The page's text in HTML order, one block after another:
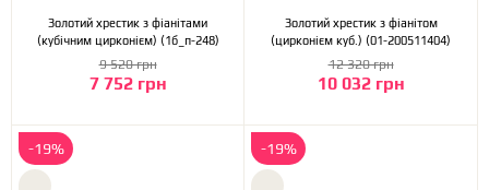
Золотий хрестик з фіанітами
(кубічним цирконієм) (1б_п-248)
7 752 грн
9 520 грн
Золотий хрестик з фіанітом
(цирконієм куб.) (01-200511404)
10 032 грн
12 320 грн
-19% -19%